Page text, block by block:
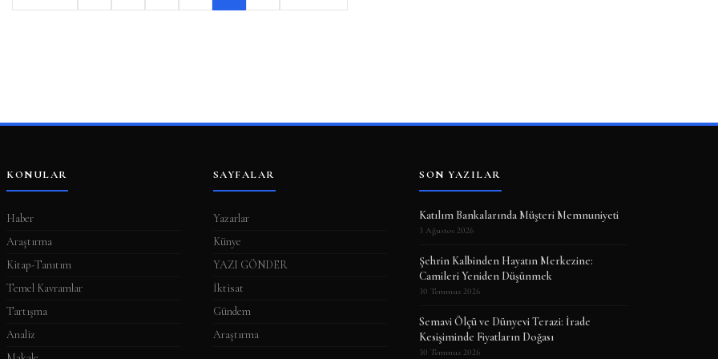
KONULAR
Haber
Araştırma
Kitap-Tanıtım
Temel Kavramlar
Tartışma
Analiz
SAYFALAR
Yazarlar
Künye
YAZI GÖNDER
İktisat
Gündem
Araştırma
SON YAZILAR
Katılım Bankalarında Müşteri Memnuniyeti
3 Ağustos 2026
Şehrin Kalbinden Hayatın Merkezine:
Camileri Yeniden Düşünmek
30 Temmuz 2026
Semavi Ölçü ve Dünyevi Terazi: İrade
Kesişiminde Fiyatların Doğası
30 Temmuz 2026